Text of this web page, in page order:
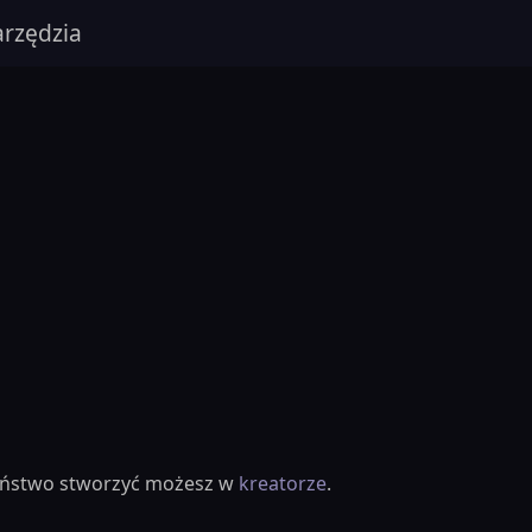
stworzyć możesz w kreatorze.